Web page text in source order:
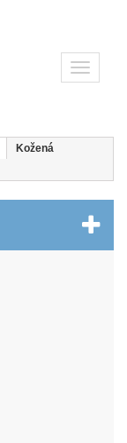
Toggle
Kožená